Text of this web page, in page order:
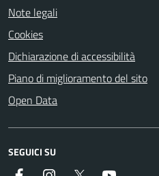
Note legali
Cookies
Dichiarazione di accessibilità
Piano di miglioramento del sito
Open Data
SEGUICI SU